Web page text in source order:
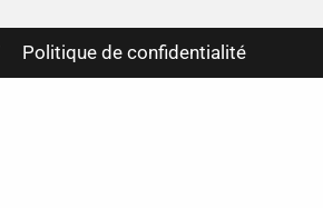
Politique de confidentialité